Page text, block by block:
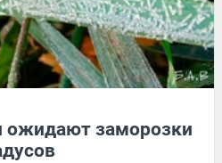
ожидают заморозки